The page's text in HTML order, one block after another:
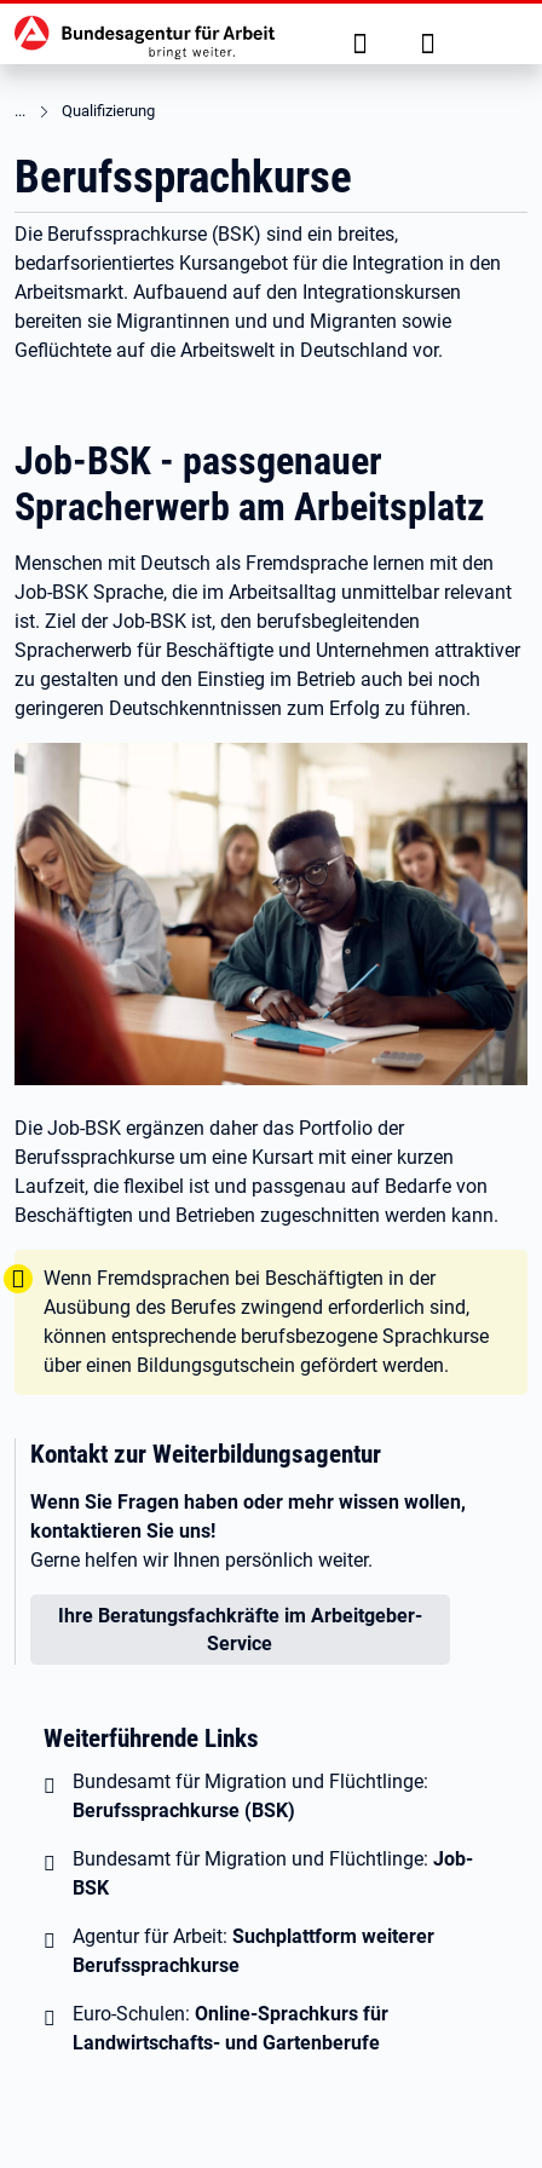
zu den Hauptinhalten springen
Hauptnavigation Suche Anmelden
Qualifizierung
Berufssprachkurse
Die Berufssprachkurse (BSK) sind ein breites,
bedarfsorientiertes Kursangebot für die Integration in den
Arbeitsmarkt. Aufbauend auf den Integrationskursen
bereiten sie Migrantinnen und und Migranten sowie
Geflüchtete auf die Arbeitswelt in Deutschland vor.
Job-BSK - passgenauer
Spracherwerb am Arbeitsplatz
Menschen mit Deutsch als Fremdsprache lernen mit den
Job-BSK Sprache, die im Arbeitsalltag unmittelbar relevant
ist. Ziel der Job-BSK ist, den berufsbegleitenden
Spracherwerb für Beschäftigte und Unternehmen attraktiver
zu gestalten und den Einstieg im Betrieb auch bei noch
geringeren Deutschkenntnissen zum Erfolg zu führen.
Die Job-BSK ergänzen daher das Portfolio der
Berufssprachkurse um eine Kursart mit einer kurzen
Laufzeit, die flexibel ist und passgenau auf Bedarfe von
Beschäftigten und Betrieben zugeschnitten werden kann.
Tipp:
Wenn Fremdsprachen bei Beschäftigten in der
Ausübung des Berufes zwingend erforderlich sind,
können entsprechende berufsbezogene Sprachkurse
über einen Bildungsgutschein gefördert werden.
Kontakt zur Weiterbildungsagentur
Wenn Sie Fragen haben oder mehr wissen wollen,
kontaktieren Sie uns!
Gerne helfen wir Ihnen persönlich weiter.
Ihre Beratungsfachkräfte im Arbeitgeber-
Service
Weiterführende Links
Bundesamt für Migration und Flüchtlinge:
Berufssprachkurse (BSK)
Bundesamt für Migration und Flüchtlinge: Job-
BSK
Agentur für Arbeit: Suchplattform weiterer
Berufssprachkurse
Euro-Schulen: Online-Sprachkurs für
Landwirtschafts- und Gartenberufe